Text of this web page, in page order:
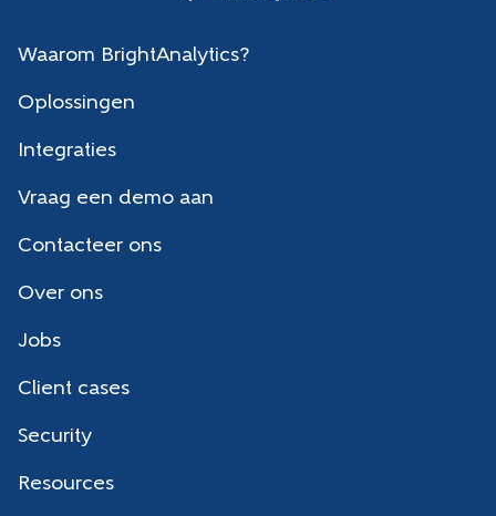
Waarom BrightAnalytics?
Oplossingen
Integraties
Vraag een demo aan
Contacteer ons
Over ons
Jobs
Client cases
Security
Resources